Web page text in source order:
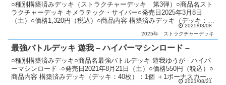
○種別構築済みデッキ（ストラクチャーデッキ 第3弾）○商品名スト
ラクチャーデッキ キメラテック・サイバー○発売日2025年3月8日
（土）○価格1,320円（税込）○商品内容 構築済みデッキ（デッキ：
2025/03/08
2025年
ストラクチャーデッキ
最強バトルデッキ 遊我 – ハイパーマシンロード –
○種別構築済みデッキ○商品名最強バトルデッキ 遊我ゆうが - ハイパ
ーマシンロード -○発売日2021年8月21日（土）○価格550円（税込）○
商品内容 構築済みデッキ（デッキ：40枚）：1個 ＋1ボーナスカー
2021/08/21